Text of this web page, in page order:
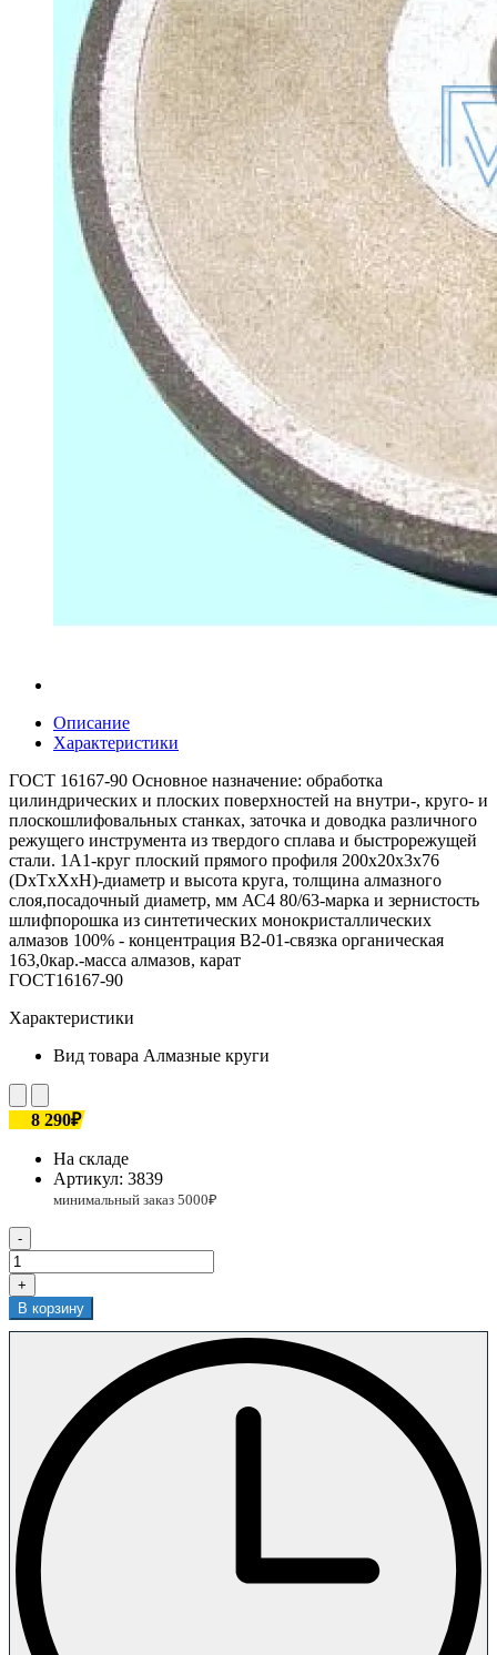
Описание
Характеристики
ГОСТ 16167-90 Основное назначение: обработка
цилиндрических и плоских поверхностей на внутри-, круго- и
плоскошлифовальных станках, заточка и доводка различного
режущего инструмента из твердого сплава и быстрорежущей
стали. 1А1-круг плоский прямого профиля 200х20х3х76
(DxTxXxH)-диаметр и высота круга, толщина алмазного
слоя,посадочный диаметр, мм АС4 80/63-марка и зернистость
шлифпорошка из синтетических монокристаллических
алмазов 100% - концентрация В2-01-связка органическая
163,0кар.-масса алмазов, карат
ГОСТ16167-90
Характеристики
Вид товара Алмазные круги
8 290₽
На складе
Артикул: 3839
-
+
В корзину